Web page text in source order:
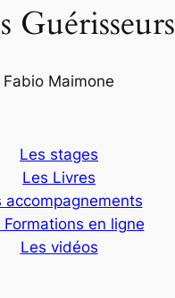
Guérisseurs
Fabio Maimone
Les stages
Les Livres
accompagnements
Formations en ligne
Les vidéos